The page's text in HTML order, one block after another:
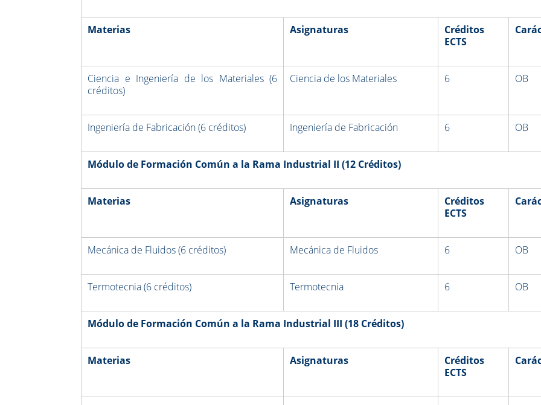
Materias Asignaturas
Créditos
ECTS
Ciencia e Ingeniería de los Materiales (6
créditos)
Ciencia de los Materiales 6 OB
Ingeniería de Fabricación (6 créditos) Ingeniería de Fabricación 6 OB
Módulo de Formación Común a la Rama Industrial II (12 Créditos)
Materias Asignaturas
Créditos
ECTS
Mecánica de Fluidos (6 créditos) Mecánica de Fluidos 6 OB
Termotecnia (6 créditos) Termotecnia 6 OB
Módulo de Formación Común a la Rama Industrial III (18 Créditos)
Materias Asignaturas
Créditos
ECTS